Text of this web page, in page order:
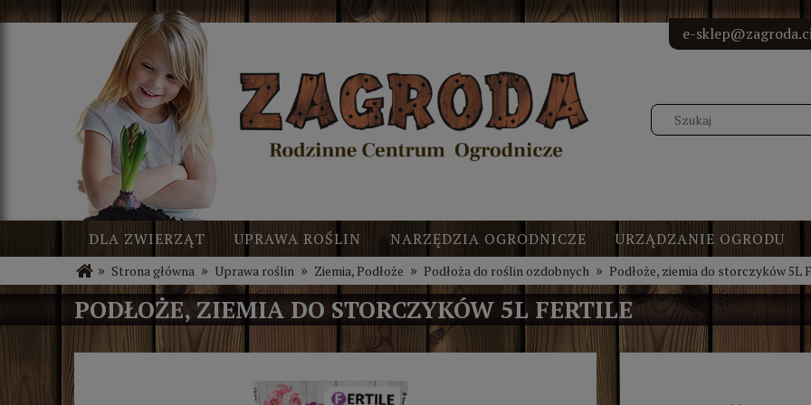
e-
DLA ZWIERZĄT UPRAWA ROŚLIN NARZĘDZIA OGRODNICZE URZĄDZANIE OGRODU
BLOG
NOWOŚCI
» Strona główna » Uprawa roślin » Ziemia, Podłoże » Podłoża do roślin ozdobnych » Podłoże, ziemia do storczyków 5L
PODŁOŻE, ZIEMIA DO STORCZYKÓW 5L FERTILE
<!--
<!--
<!--
<!--